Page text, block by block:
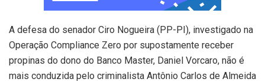
A defesa do senador Ciro Nogueira (PP-PI), investigado na
Operação Compliance Zero por supostamente receber
propinas do dono do Banco Master, Daniel Vorcaro, não é
mais conduzida pelo criminalista Antônio Carlos de Almeida